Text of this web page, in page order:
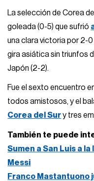
La selección de Corea
goleada (0-5) que sufrió
una clara victoria por 2-0
gira asiática sin triunfos
Japón (2-2).
Fue el sexto encuentro
todos amistosos, y el
Corea del Sury tres
También te puede
Sumen a San Luis a
Messi
Franco Mastantuono